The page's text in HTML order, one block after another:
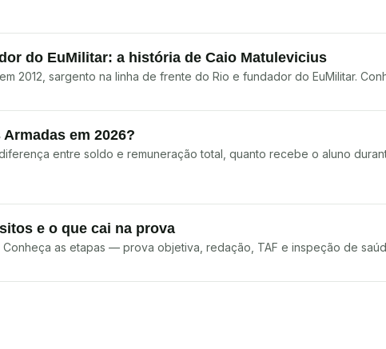
do EuMilitar: a história de Caio Matulevicius
2012, sargento na linha de frente do Rio e fundador do EuMilitar.
em 2026?
entre soldo e remuneração total, quanto recebe o aluno
e o que cai na prova
Conheça as etapas — prova objetiva, redação, TAF e inspeção de